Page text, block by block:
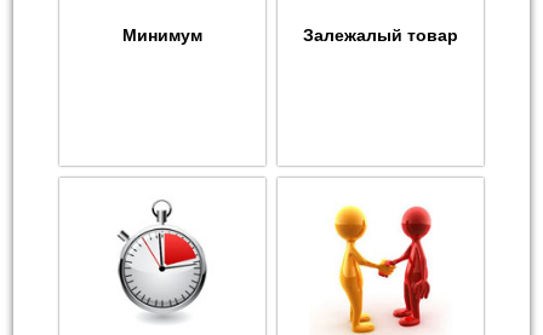
Минимум Залежалый товар